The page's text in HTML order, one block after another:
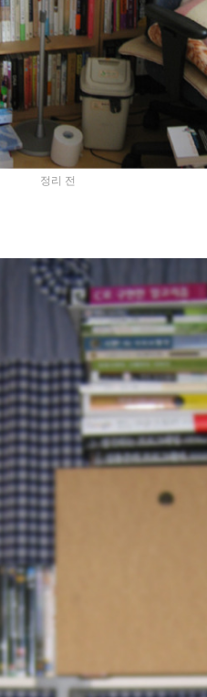
정리 전